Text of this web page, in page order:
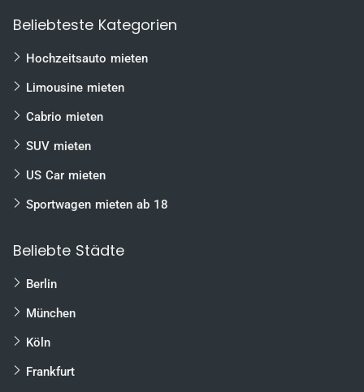
Freiburg
Mannheim
uvm.
Beliebteste Kategorien
Hochzeitsauto mieten
Limousine mieten
Cabrio mieten
SUV mieten
US Car mieten
Sportwagen mieten ab 18
Beliebte Städte
Berlin
München
Köln
Frankfurt